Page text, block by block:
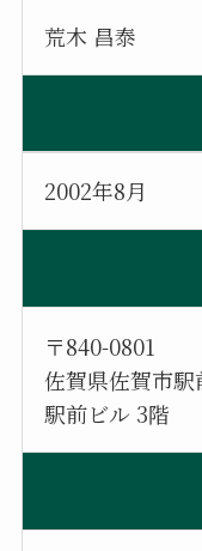
荒木 昌泰
2002年8月
〒840-0801
佐賀県佐賀市
駅前ビル 3階